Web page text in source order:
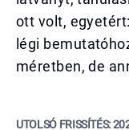
ott volt,
légi
méretben, de
UTOLSÓ FRISSÍTÉS: